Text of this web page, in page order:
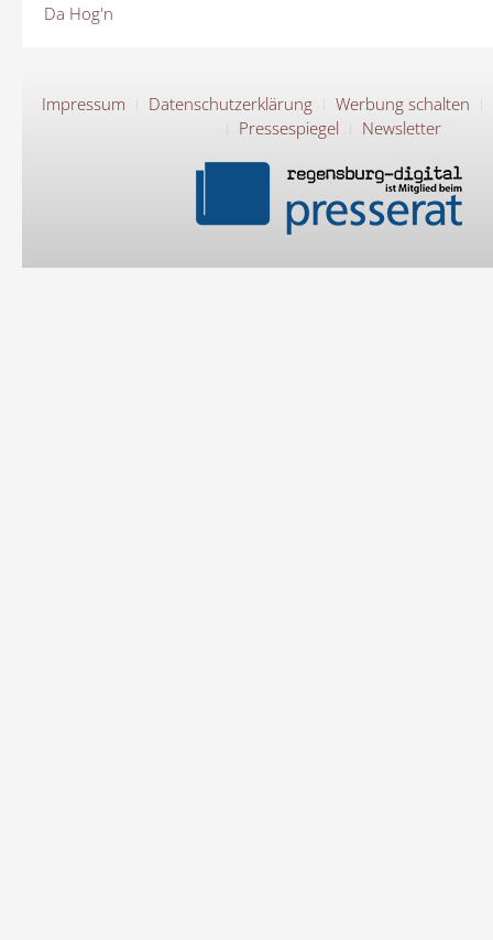
Da Hog'n
Impressum Datenschutzerklärung
Werbung schalten
Pressespiegel
Newsletter